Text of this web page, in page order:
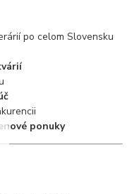
po celom Slovensku
ponuky